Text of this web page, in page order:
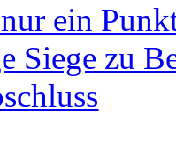
ein
Siege zu